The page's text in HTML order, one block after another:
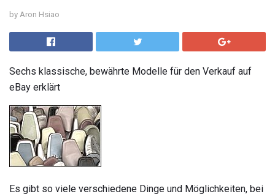
by Aron Hsiao
Sechs klassische, bewährte Modelle für den Verkauf auf
eBay erklärt
Es gibt so viele verschiedene Dinge und Möglichkeiten, bei